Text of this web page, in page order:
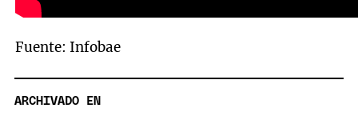
Fuente: Infobae
ARCHIVADO EN